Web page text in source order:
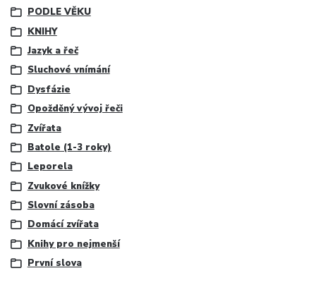
PODLE VĚKU
KNIHY
Jazyk a řeč
Sluchové vnímání
Dysfázie
Opožděný vývoj řeči
Zvířata
Batole (1-3 roky)
Leporela
Zvukové knížky
Slovní zásoba
Domácí zvířata
Knihy pro nejmenší
První slova